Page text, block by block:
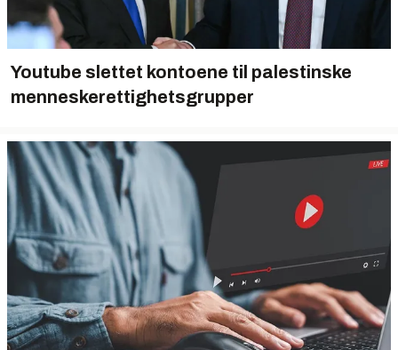
Youtube slettet kontoene til palestinske
menneskerettighetsgrupper